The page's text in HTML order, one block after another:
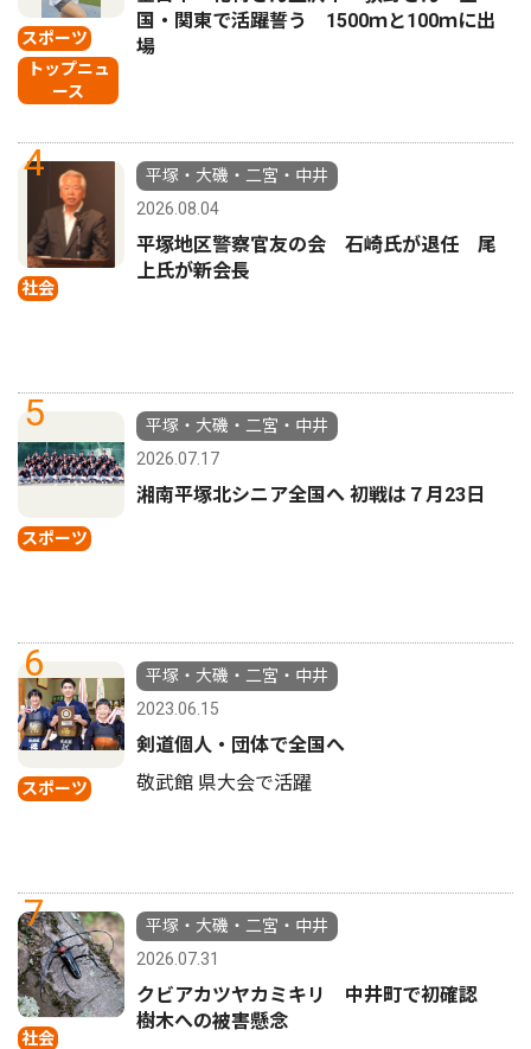
スポーツ
トップニュ
ース
国・関東で活躍誓う 1500ｍと100ｍに出
場
4
社会
平塚・大磯・二宮・中井
2026.08.04
平塚地区警察官友の会 石崎氏が退任 尾
上氏が新会長
5
スポーツ
平塚・大磯・二宮・中井
2026.07.17
湘南平塚北シニア全国へ 初戦は７月23日
6
スポーツ
平塚・大磯・二宮・中井
2023.06.15
剣道個人・団体で全国へ
敬武館 県大会で活躍
7
社会
平塚・大磯・二宮・中井
2026.07.31
クビアカツヤカミキリ 中井町で初確認
樹木への被害懸念